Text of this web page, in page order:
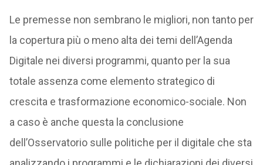
Le premesse non sembrano le migliori, non tanto per
la copertura più o meno alta dei temi dell’Agenda
Digitale nei diversi programmi, quanto per la sua
totale assenza come elemento strategico di
crescita e trasformazione economico-sociale. Non
a caso è anche questa la conclusione
dell’Osservatorio sulle politiche per il digitale che sta